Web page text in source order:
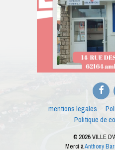
mentions legales
Politique de
© 2026 VILLE
Merci àAnthony